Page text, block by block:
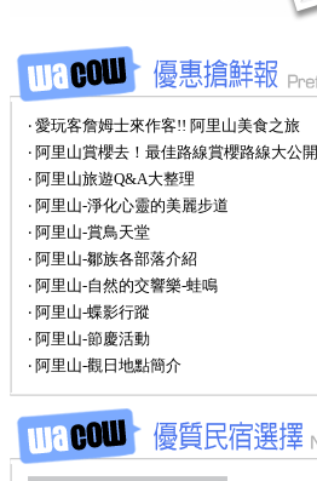
‧ 愛玩客詹姆士來作客!! 阿里山美食之旅
‧ 阿里山賞櫻去！最佳路線賞櫻路線大公開
‧ 阿里山旅遊Q&A大整理
‧ 阿里山-淨化心靈的美麗步道
‧ 阿里山-賞鳥天堂
‧ 阿里山-鄒族各部落介紹
‧ 阿里山-自然的交響樂-蛙鳴
‧ 阿里山-蝶影行蹤
‧ 阿里山-節慶活動
‧ 阿里山-觀日地點簡介